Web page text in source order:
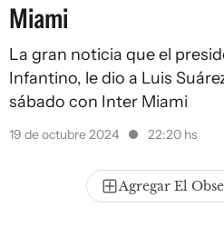
Miami
La gran noticia que el
Infantino, le dio a Luis
sábado con Inter Miami
19 de octubre 2024 22:20 hs
Agregar El